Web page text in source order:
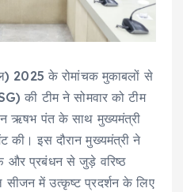
2025 के रोमांचक मुकाबलों से
की टीम ने सोमवार को टीम
ऋषभ पंत के साथ मुख्यमंत्री
की। इस दौरान मुख्यमंत्री ने
और प्रबंधन से जुड़े वरिष्ठ
सीजन में उत्कृष्ट प्रदर्शन के लिए